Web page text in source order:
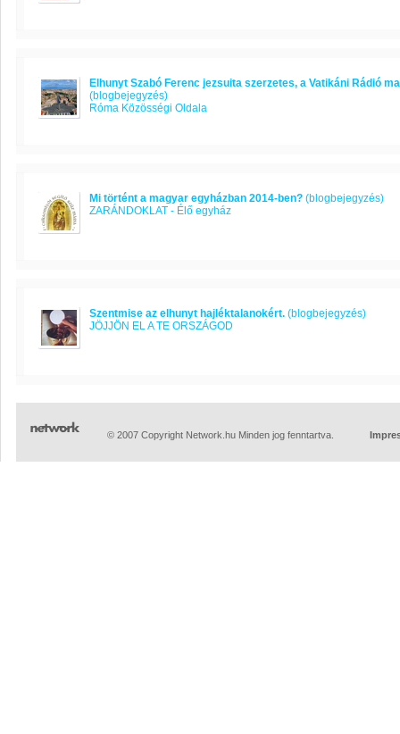
Elhunyt Szabó Ferenc jezsuita szerzetes, a Vatikáni Rádió
(blogbejegyzés)
Róma Közösségi Oldala
Mi történt a magyar egyházban 2014-ben? (blogbejegyzés)
ZARÁNDOKLAT - Élő egyház
Szentmise az elhunyt hajléktalanokért. (blogbejegyzés)
JÖJJÖN EL A TE ORSZÁGOD
© 2007 Copyright Network.hu Minden jog fenntartva.